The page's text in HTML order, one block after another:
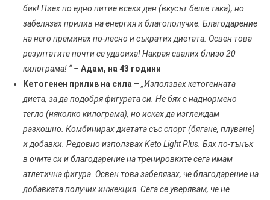
бик! Пиех по едно питие всеки ден (вкусът беше така), но
забелязах прилив на енергия и благополучие. Благодарение
на него преминах по-лесно и съкратих диетата. Освен това
резултатите почти се удвоиха! Накрая свалих близо 20
килограма! “ – Адам, на 43 години
Кетогенен прилив на сила – „Използвах кетогенната
диета, за да подобря фигурата си. Не бях с наднормено
тегло (няколко килограма), но исках да изглеждам
разкошно. Комбинирах диетата със спорт (бягане, плуване)
и добавки. Редовно използвах Keto Light Plus. Бях по-тънък
в очите си и благодарение на тренировките сега имам
атлетична фигура. Освен това забелязах, че благодарение на
добавката получих инжекция. Сега се уверявам, че не